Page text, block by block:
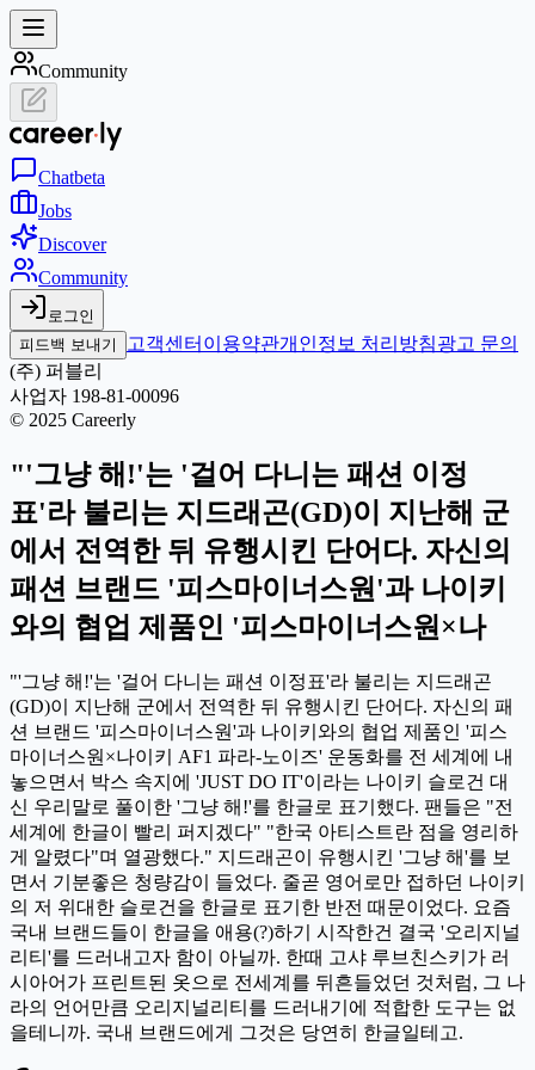
Community
Chatbeta
Jobs
Discover
Community
로그인
피드백 보내기
고객센터 이용약관개인정보 처리방침광고 문의
(주) 퍼블리
사업자 198-81-00096
© 2025 Careerly
"'그냥 해!'는 '걸어 다니는 패션 이정
표'라 불리는 지드래곤(GD)이 지난해 군
에서 전역한 뒤 유행시킨 단어다. 자신의
패션 브랜드 '피스마이너스원'과 나이키
와의 협업 제품인 '피스마이너스원×나
"'그냥 해!'는 '걸어 다니는 패션 이정표'라 불리는 지드래곤
(GD)이 지난해 군에서 전역한 뒤 유행시킨 단어다. 자신의 패
션 브랜드 '피스마이너스원'과 나이키와의 협업 제품인 '피스
마이너스원×나이키 AF1 파라-노이즈' 운동화를 전 세계에 내
놓으면서 박스 속지에 'JUST DO IT'이라는 나이키 슬로건 대
신 우리말로 풀이한 '그냥 해!'를 한글로 표기했다. 팬들은 "전
세계에 한글이 빨리 퍼지겠다" "한국 아티스트란 점을 영리하
게 알렸다"며 열광했다." 지드래곤이 유행시킨 '그냥 해'를 보
면서 기분좋은 청량감이 들었다. 줄곧 영어로만 접하던 나이키
의 저 위대한 슬로건을 한글로 표기한 반전 때문이었다. 요즘
국내 브랜드들이 한글을 애용(?)하기 시작한건 결국 '오리지널
리티'를 드러내고자 함이 아닐까. 한때 고샤 루브친스키가 러
시아어가 프린트된 옷으로 전세계를 뒤흔들었던 것처럼, 그 나
라의 언어만큼 오리지널리티를 드러내기에 적합한 도구는 없
을테니까. 국내 브랜드에게 그것은 당연히 한글일테고.